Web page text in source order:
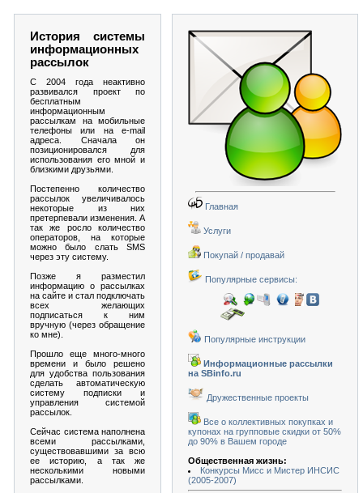
История системы
информационных
рассылок
C 2004 года неактивно
развивался проект по
бесплатным
информационным
рассылкам на мобильные
телефоны или на e-mail
адреса. Сначала он
позиционировался для
использования его мной и
близкими друзьями.
Постепенно количество
рассылок увеличивалось
некоторые из них
претерпевали изменения. А
так же росло количество
операторов, на которые
можно было слать SMS
через эту систему.
Позже я разместил
информацию о рассылках
на сайте и стал подключать
всех желающих
подписаться к ним
вручную (через обращение
ко мне).
Прошло еще много-много
времени и было решено
для удобства пользования
сделать автоматическую
систему подписки и
управления системой
рассылок.
Сейчас система наполнена
всеми рассылками,
существовавшими за всю
ее историю, а так же
несколькими новыми
рассылками.
Главная
Услуги
Покупай / продавай
Популярные сервисы:
Популярные инструкции
Информационные рассылки
на SBinfo.ru
Дружественные проекты
Все о коллективных покупках и
купонах на групповые скидки от 50%
до 90% в Вашем городе
Общественная жизнь:
Конкурсы Мисс и Мистер ИНСИС
(2005-2007)